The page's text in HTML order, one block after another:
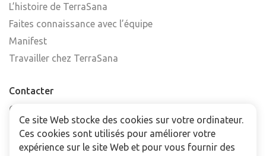
L’histoire de TerraSana
Faites connaissance avec l’équipe
Manifest
Travailler chez TerraSana
Contacter
Contactez-nous
Trouver un point de vente
FAQ
Ce site Web stocke des cookies sur votre ordinateur.
Ces cookies sont utilisés pour améliorer votre
expérience sur le site Web et pour vous fournir des